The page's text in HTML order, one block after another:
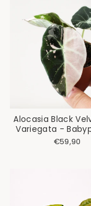
Alocasia Black
Variegata -
€59,90